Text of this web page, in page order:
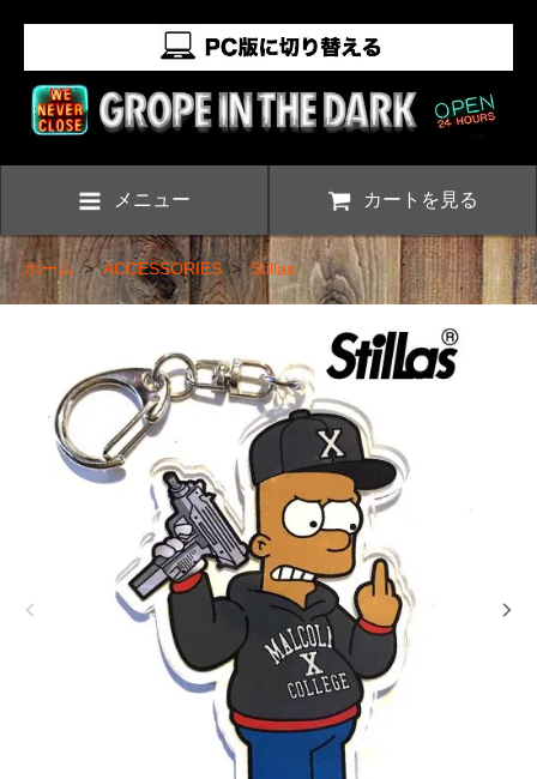
メニュー カートを見る
ホーム>ACCESSORIES>Stillas